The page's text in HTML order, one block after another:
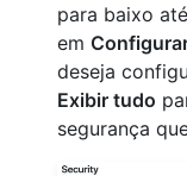
para baixo
em
deseja
Exibir tudo
segurança